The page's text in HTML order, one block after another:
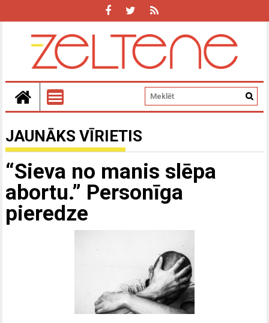
JAUNĀKS VĪRIETIS
“Sieva no manis slēpa
abortu.” Personīga
pieredze